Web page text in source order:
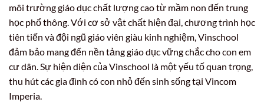
môi trường giáo dục chất lượng cao từ mầm non đến trung
học phổ thông. Với cơ sở vật chất hiện đại, chương trình học
tiên tiến và đội ngũ giáo viên giàu kinh nghiệm, Vinschool
đảm bảo mang đến nền tảng giáo dục vững chắc cho con em
cư dân. Sự hiện diện của Vinschool là một yếu tố quan trọng,
thu hút các gia đình có con nhỏ đến sinh sống tại Vincom
Imperia.